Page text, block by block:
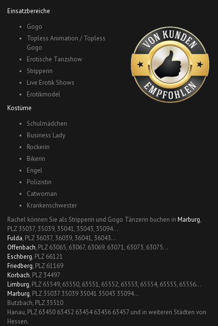
Einsatzbereiche
Gogo
Topless Animation / Topless
Gogo
Erotische Tanzshow
Stripperin
Live Erotik Shows
Erotikmodel
Kostüme
Schulmädchen
Business Lady
Rockerin
Bikerin
Engel
Polizistin
Catwoman
Krankenschwester
Rachel können Sie als Stripperin und Gogo Tänzerin buchen in Marburg,
PLZ 35037, 35039, 35041, 35043, 35094…
Fulda, PLZ 36037, 36039, 36041, 36043…
Offenbach, PLZ 63065, 63067, 63069, 63071, 63073, 63075…
Eschberg, PLZ 66121
Friedberg, PLZ 61169
Korbach, PLZ 34497
Limburg, PLZ 65549, 65550, 65551, 65552, 65553, 65554, 65555, 65556…
Marburg, PLZ 35037 35039 35041 35043 35094…
Butzbach, PLZ 35510
Hanau, PLZ 63450 63452 63454 63456 63457 und in weiteren Städten von
Hessen.